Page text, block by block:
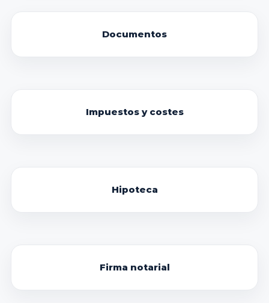
Documentos
Impuestos y costes
Hipoteca
Firma notarial